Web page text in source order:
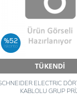
TÜKENDİ
Hızlı Teslimat
ELECTRIC
KABLOLU GRUP
%52
iskonto